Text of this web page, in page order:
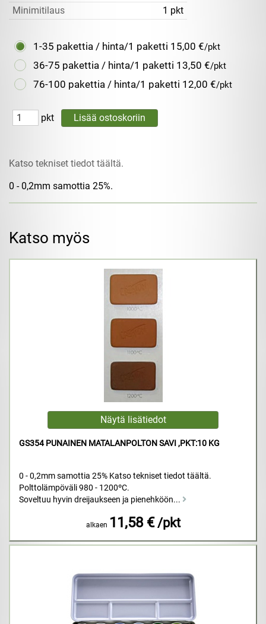
Minimitilaus
1 pkt
1-35 pakettia / hinta/1 paketti 15,00 €/pkt
36-75 pakettia / hinta/1 paketti 13,50 €/pkt
76-100 pakettia / hinta/1 paketti 12,00 €/pkt
pkt
Katso tekniset tiedot täältä.
0 - 0,2mm samottia 25%.
Katso myös
GS354 PUNAINEN MATALANPOLTON SAVI ,PKT:10 KG
0 - 0,2mm samottia 25% Katso tekniset tiedot täältä.
Polttolämpöväli 980 - 1200ºC.
Soveltuu hyvin dreijaukseen ja pienehköön...
alkaen 11,58 € /pkt